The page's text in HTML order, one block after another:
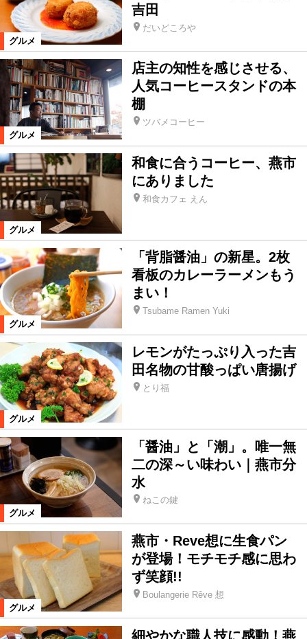
グルメ
吉田
だいどころや
グルメ
店主の知性を感じさせる、
人気コーヒースタンドの本
棚
ツバメコーヒー
グルメ
和食に合うコーヒー、燕市
にありました
和食カフェ えん
グルメ
「背脂醤油」の新星。2枚
看板のカレーラーメンもう
まい！
Tsubame Ramen Yuki
グルメ
レモンがたっぷり入った吉
田名物の甘酸っぱい唐揚げ
とり福
グルメ
「醤油」と「潮」。唯一無
二の深～い味わい｜燕市分
水
ねこの鍵
グルメ
燕市・Reve想に生食パン
が登場！モチモチ感に思わ
ず笑顔!!
Boulangerie Rêve 想
細やかな職人技に感動！燕